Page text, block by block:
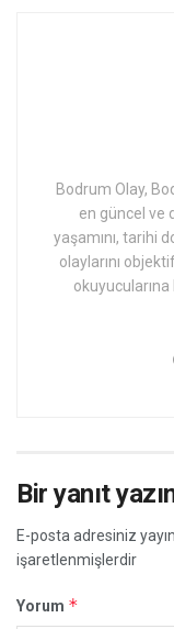
Bodrum Olay,
en güncel ve
yaşamını, tarihi
olaylarını
Bir yanıt
E-posta adresiniz
işaretlenmişlerdir
Yorum *